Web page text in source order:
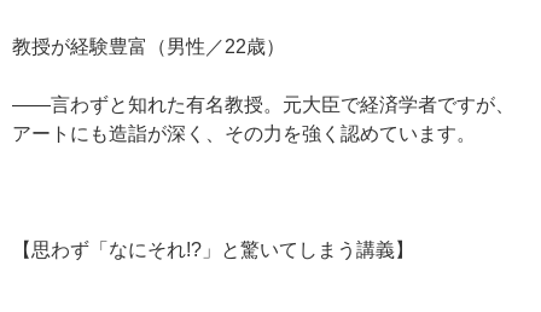
教授が経験豊富（男性／22歳）
——言わずと知れた有名教授。元大臣で経済学者ですが、
アートにも造詣が深く、その力を強く認めています。
【思わず「なにそれ!?」と驚いてしまう講義】